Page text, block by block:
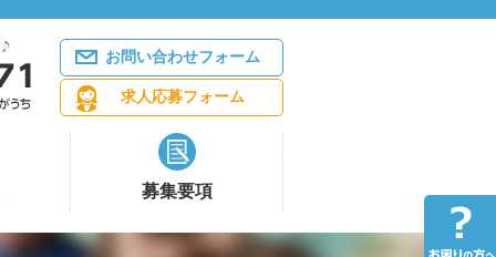
お問い合わせフォーム
求人応募フォーム
募集要項